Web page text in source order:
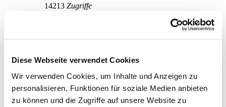
Diese Webseite verwendet Cookies
Wir verwenden Cookies, um Inhalte und Anzeigen zu
personalisieren, Funktionen für soziale Medien anbieten
zu können und die Zugriffe auf unsere Website zu
14213 Zugriffe
Vorhandene Regeln werden nicht immer angewendet
1Antworten
Letzter BeitragvonTollimolli2
Mo., 10. Okt 2022 13:01
Unterkonten weg seit 12B->13B ?